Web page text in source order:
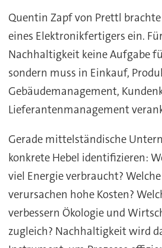
Quentin Zapf von Prettl
eines Elektronikfertigers ein.
Nachhaltigkeit keine Aufgabe
sondern muss in Einkauf,
Gebäudemanagement,
Lieferantenmanagement
Gerade mittelständische
konkrete Hebel identifizieren:
viel Energie verbraucht?
verursachen hohe Kosten?
verbessern Ökologie und
zugleich? Nachhaltigkeit wird